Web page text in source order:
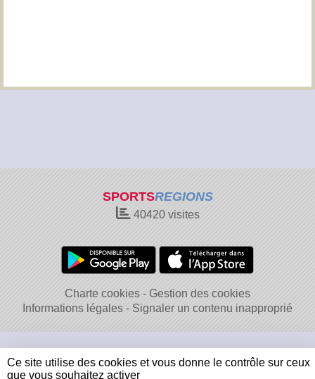
SPORTSREGIONS
40420visites
Charte cookies
Gestion des cookies
Informations légales
Signaler un contenu inapproprié
Ce site utilise des cookies et vous donne le contrôle sur ceux
que vous souhaitez activer